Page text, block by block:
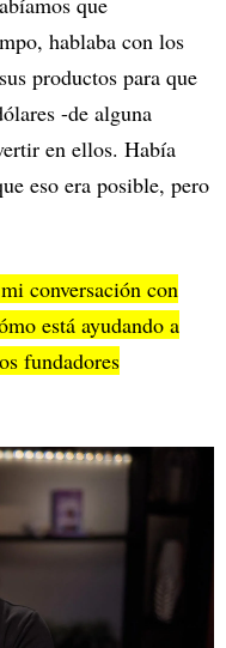
hablaba con los
productos para que
-de alguna
en ellos. Había
eso era posible, pero
conversación con
está ayudando a
fundadores